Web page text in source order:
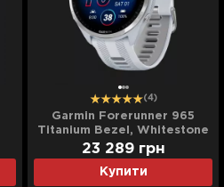
(4)
Garmin Forerunner 965
Titanium Bezel, Whitestone
Case
Купити
23 289 грн